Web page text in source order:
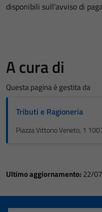
disponibili sull'avviso di
A cura di
Questa pagina è gestita da
Tributi e Ragioneria
Piazza Vittorio Veneto, 1
Ultimo aggiornamento: 22/